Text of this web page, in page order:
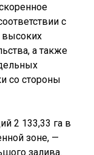
с
высоких
а также
со стороны
2 133,33 га в
зоне, —
залива.